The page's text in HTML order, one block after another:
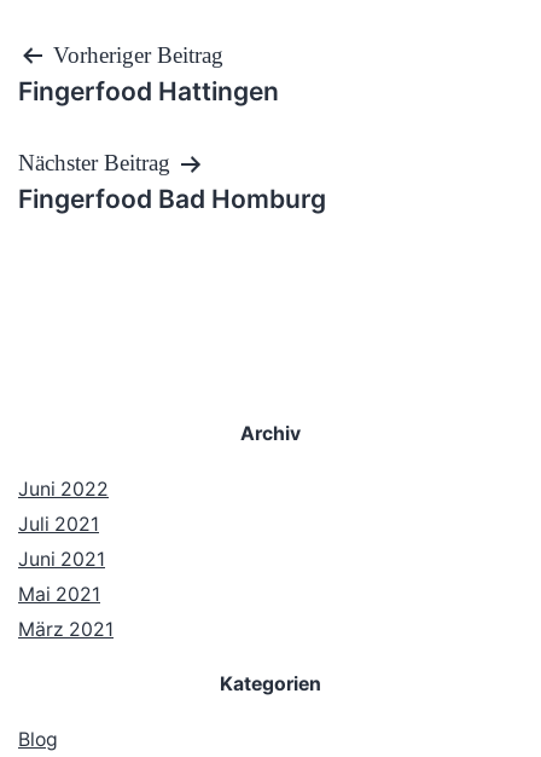
Beitragsnavigation
Vorheriger Beitrag
Fingerfood Hattingen
Nächster Beitrag
Fingerfood Bad Homburg
Archiv
Juni 2022
Juli 2021
Juni 2021
Mai 2021
März 2021
Kategorien
Blog